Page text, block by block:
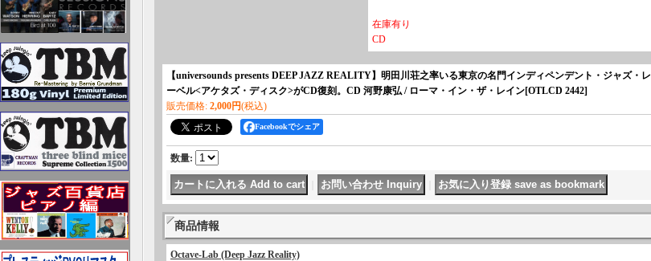
在庫有り
CD
【universounds presents DEEP JAZZ REALITY】明田川荘之率いる東京の名門インディペンデント・ジャズ・レ
ーベル<アケタズ・ディスク>がCD復刻。CD 河野康弘 / ローマ・イン・ザ・レイン[OTLCD 2442]
販売価格: 2,000円(税込)
Facebookでシェア
数量:
商品情報
Octave-Lab (Deep Jazz Reality)